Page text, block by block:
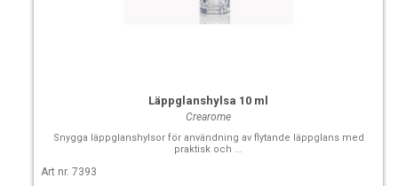
Läppglanshylsa 10 ml
Crearome
Snygga läppglanshylsor för användning av flytande läppglans med
praktisk och ...
Art nr. 7393